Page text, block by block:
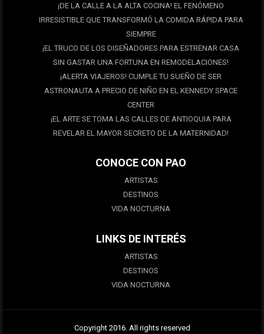
¡DE LA CALLE A LA ALTA COCINA! EL FENÓMENO
IRRESISTIBLE QUE TRANSFORMÓ LA COMIDA RÁPIDA PARA
SIEMPRE
¡EL TRUCO DE LOS DISEÑADORES PARA ESTRENAR CASA
SIN GASTAR UNA FORTUNA EN REMODELACIONES!
¡ALERTA VIAJEROS! CUMPLE TU SUEÑO DE SER
ASTRONAUTA A PRECIO DE NIÑO EN EL KENNEDY SPACE
CENTER
¡EL ARTE SE TOMA LAS CALLES DE ANTIOQUIA PARA
REVELAR EL MAYOR SECRETO DE LA MATERNIDAD!
CONOCE CON PAO
ARTISTAS
DESTINOS
VIDA NOCTURNA
LINKS DE INTERÉS
ARTISTAS
DESTINOS
VIDA NOCTURNA
Copyright 2016. All rights reserved